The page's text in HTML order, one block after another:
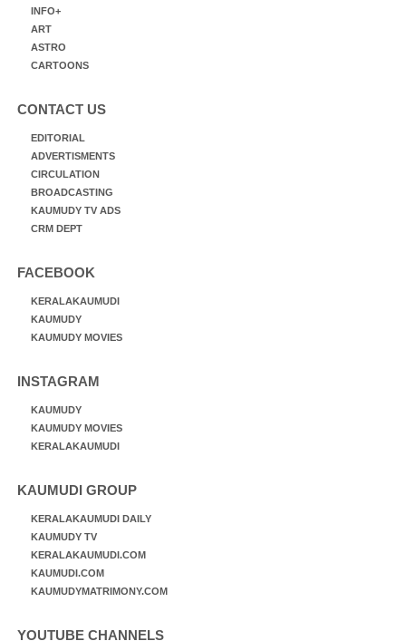
INFO+
ART
ASTRO
CARTOONS
CONTACT US
EDITORIAL
ADVERTISMENTS
CIRCULATION
BROADCASTING
KAUMUDY TV ADS
CRM DEPT
FACEBOOK
KERALAKAUMUDI
KAUMUDY
KAUMUDY MOVIES
INSTAGRAM
KAUMUDY
KAUMUDY MOVIES
KERALAKAUMUDI
KAUMUDI GROUP
KERALAKAUMUDI DAILY
KAUMUDY TV
KERALAKAUMUDI.COM
KAUMUDI.COM
KAUMUDYMATRIMONY.COM
YOUTUBE CHANNELS